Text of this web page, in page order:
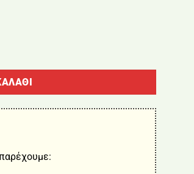
BSP1168 ELITE ποσότητα